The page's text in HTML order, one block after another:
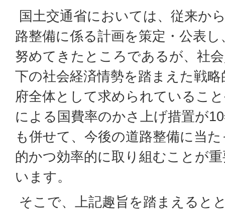
国土交通省においては、従来か
路整備に係る計画を策定・公表
努めてきたところであるが、社
下の社会経済情勢を踏まえた戦
府全体として求められているこ
による国費率のかさ上げ措置が
も併せて、今後の道路整備に当
的かつ効率的に取り組むことが
います。
そこで、上記趣旨を踏まえると